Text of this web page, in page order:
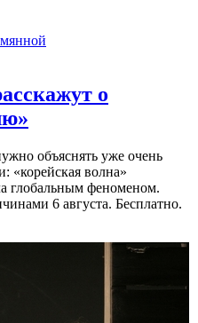
о
объяснять уже очень
волна»
глобальным феноменом.
6 августа. Бесплатно.